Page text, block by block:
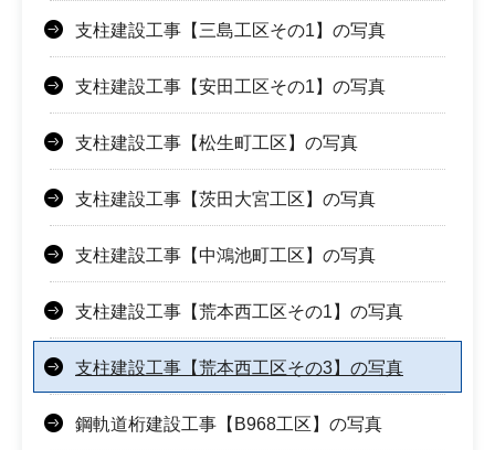
支柱建設工事【三島工区その1】の写真
支柱建設工事【安田工区その1】の写真
支柱建設工事【松生町工区】の写真
支柱建設工事【茨田大宮工区】の写真
支柱建設工事【中鴻池町工区】の写真
支柱建設工事【荒本西工区その1】の写真
支柱建設工事【荒本西工区その3】の写真
鋼軌道桁建設工事【B968工区】の写真